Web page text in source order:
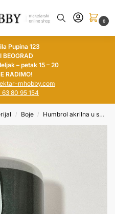
0
Pupina 123
BEOGRAD
– petak 15 – 20
RADIMO!
mhobby.com
63 80 95 154
/ Boje / Humbrol akrilna u spreju